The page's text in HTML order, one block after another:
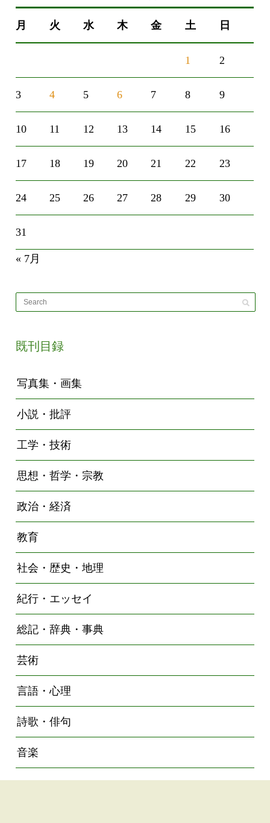
月 火 水 木 金 土 日
1 2
3 4 5 6 7 8 9
10 11 12 13 14 15 16
17 18 19 20 21 22 23
24 25 26 27 28 29 30
31
« 7月
既刊目録
写真集・画集
小説・批評
工学・技術
思想・哲学・宗教
政治・経済
教育
社会・歴史・地理
紀行・エッセイ
総記・辞典・事典
芸術
言語・心理
詩歌・俳句
音楽